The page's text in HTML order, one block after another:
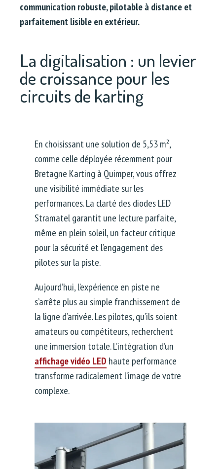
communication robuste, pilotable à distance et
parfaitement lisible en extérieur.
La digitalisation : un levier
de croissance pour les
circuits de karting
En choisissant une solution de 5,53 m²,
comme celle déployée récemment pour
Bretagne Karting à Quimper, vous offrez
une visibilité immédiate sur les
performances. La clarté des diodes LED
Stramatel garantit une lecture parfaite,
même en plein soleil, un facteur critique
pour la sécurité et l’engagement des
pilotes sur la piste.
Aujourd’hui, l’expérience en piste ne
s’arrête plus au simple franchissement de
la ligne d’arrivée. Les pilotes, qu’ils soient
amateurs ou compétiteurs, recherchent
une immersion totale. L’intégration d’un
affichage vidéo LED haute performance
transforme radicalement l’image de votre
complexe.